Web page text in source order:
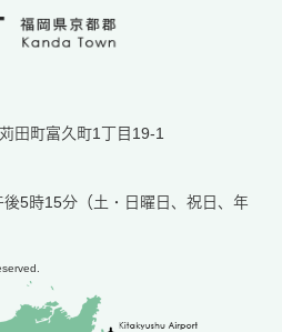
田町富久町1丁目19-1
5時15分（土・日曜日、祝日、年